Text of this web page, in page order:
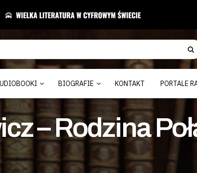
BIOGRAFIE KONTAKT PORTALE
– Rodzina